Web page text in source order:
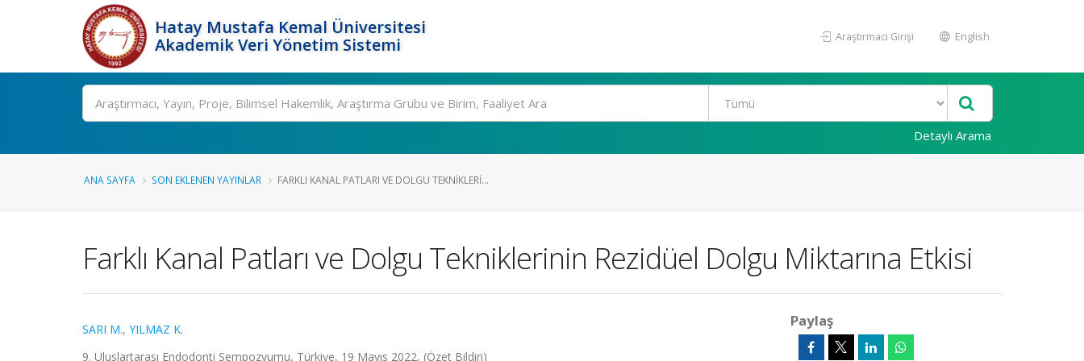
Hatay Mustafa Kemal Üniversitesi
Akademik Veri Yönetim Sistemi
Araştırmacı Girişi English
Ara
Detaylı Arama
ANA SAYFA SON EKLENEN YAYINLAR FARKLI KANAL PATLARI VE DOLGU TEKNIKLERI...
Farklı Kanal Patları ve Dolgu Tekniklerinin Rezidüel Dolgu Miktarına Etkisi
SARI M., YILMAZ K.
9. Uluslartarası Endodonti Sempozyumu, Türkiye, 19 Mayıs 2022, (Özet Bildiri)
Paylaş